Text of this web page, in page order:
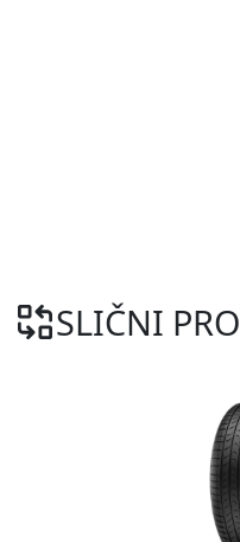
SLIČNI